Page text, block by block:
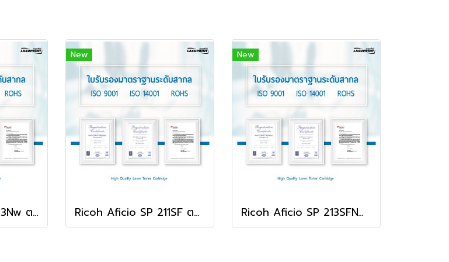
Ricoh Aficio SP 213Nw ตลับหมึก คุณภาพดี พิมพ์คมชัด ใช้ได้จริง!
New
Ricoh Aficio SP 211SF ตลับหมึก คุณภาพดี พิมพ์คมชัด ใช้ได้จริง!
New
Ricoh Aficio SP 213SFNw ตลับหมึก คุณภาพดี พิมพ์คมชัด ใช้ได้จริง!